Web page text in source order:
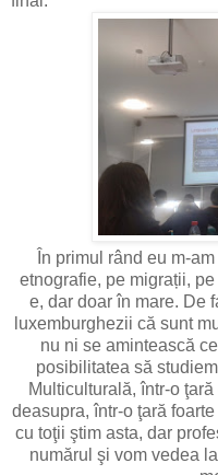
În primul rând eu m-
etnografie, pe migrații,
e, dar doar în mare. De
luxemburghezii că sunt
nu ni se amintească
posibilitatea să
Multiculturală, într-o
deasupra, într-o ţară
cu toţii ştim asta, dar
numărul şi vom vedea